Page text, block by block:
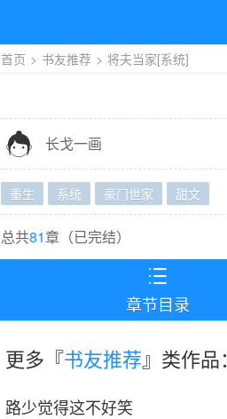
首页 > 书友推荐 > 将夫当家[系统]
 长戈一画
重生 系统 豪门世家 甜文
总共81章（已完结）

章节目录
更多『书友推荐』类作品：
路少觉得这不好笑